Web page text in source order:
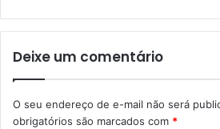
Deixe um comentário
O seu endereço de e-mail não será
obrigatórios são marcados com *